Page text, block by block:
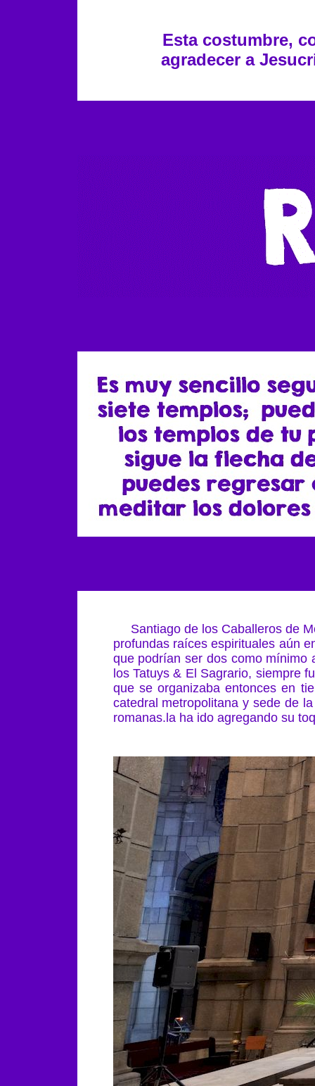
Esta costumbre,
agradecer a
Santiago de los Caballeros de
profundas raíces espirituales aún
que podrían ser dos como mínimo
los Tatuys & El Sagrario, siempre
que se organizaba entonces en
catedral metropolitana y sede de
romanas.la ha ido agregando su